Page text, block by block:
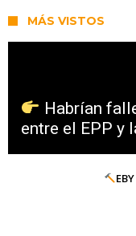
MÁS VISTOS
Habrían
entre el EPP y